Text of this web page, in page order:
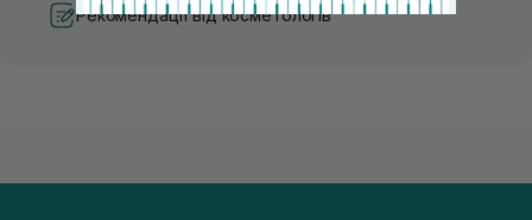
Рекомендації від косметологів